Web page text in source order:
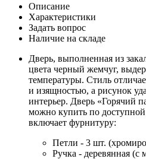
Описание
Характеристики
Задать вопрос
Наличие на складе
Дверь, выполненная из
цвета черный жемчуг,
температуры. Стиль
и изящностью, а рисунок
интерьер. Дверь «Горячий
можно купить по
включает фурнитуру:
Петли - 3 шт.
Ручка - деревянная (с